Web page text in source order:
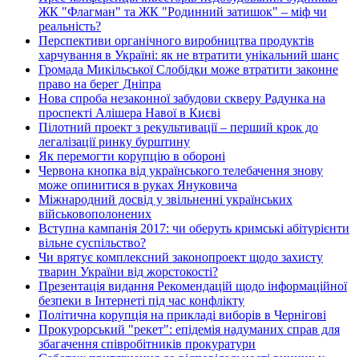
ЖК "Флагман" та ЖК "Родинний затишок" – міф чи
реальність?
Перспективи органічного виробництва продуктів
харчування в Україні: як не втратити унікальний шанс
Громада Микільської Слобідки може втратити законне
право на берег Дніпра
Нова спроба незаконної забудови скверу Радунка на
проспекті Алішера Навої в Києві
Пілотний проект з рекультивації – перший крок до
легалізації ринку бурштину
Як перемогти корупцію в обороні
Червона кнопка від українського телебачення знову
може опинитися в руках Януковича
Міжнародний досвід у звільненні українських
військовополонених
Вступна кампанія 2017: чи оберуть кримські абітурієнти
вільне суспільство?
Чи врятує комплексний законопроект щодо захисту
тварин України від жорстокості?
Презентація видання Рекомендацій щодо інформаційної
безпеки в Інтернеті під час конфлікту
Політична корупція на прикладі виборів в Чернігові
Прокурорський "рекет": епідемія надуманих справ для
збагачення співробітників прокуратури